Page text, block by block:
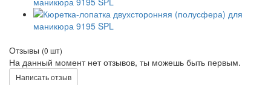
Отзывы (0 шт)
На данный момент нет отзывов, ты можешь быть первым.
Написать отзыв